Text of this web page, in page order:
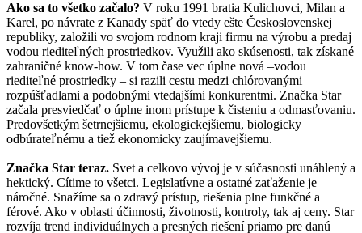
Ako sa to všetko začalo? V roku 1991 bratia Kulichovci, Milan a
Karel, po návrate z Kanady späť do vtedy ešte Československej
republiky, založili vo svojom rodnom kraji firmu na výrobu a predaj
vodou riediteľných prostriedkov. Využili ako skúsenosti, tak získané
zahraničné know-how. V tom čase vec úplne nová –vodou
riediteľné prostriedky – si razili cestu medzi chlórovanými
rozpúšťadlami a podobnými vtedajšími konkurentmi. Značka Star
začala presviedčať o úplne inom prístupe k čisteniu a odmasťovaniu.
Predovšetkým šetrnejšiemu, ekologickejšiemu, biologicky
odbúrateľnému a tiež ekonomicky zaujímavejšiemu.
Značka Star teraz. Svet a celkovo vývoj je v súčasnosti unáhlený a
hektický. Cítime to všetci. Legislatívne a ostatné zaťaženie je
náročné. Snažíme sa o zdravý prístup, riešenia plne funkčné a
férové. Ako v oblasti účinnosti, životnosti, kontroly, tak aj ceny. Star
rozvíja trend individuálnych a presných riešení priamo pre danú